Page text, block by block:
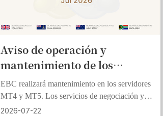
Aviso de operación y
mantenimiento de los
servidores MT4 y MT5 | 25 de
julio de 2026
EBC realizará mantenimiento en los servidores
MT4 y MT5. Los servicios de negociación y
precios se reanudarán al finalizar.
2026-07-22